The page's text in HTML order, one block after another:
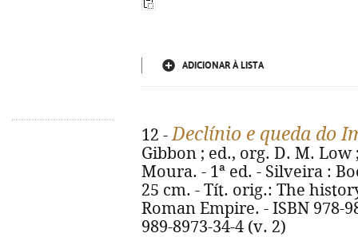
ADICIONAR À LISTA
12 -Declínio e queda do
Gibbon ; ed., org. D. M.
Moura. - 1ª ed. - Silveira :
25 cm. - Tít. orig.: The
Roman Empire. - ISBN 978-
989-8973-34-4 (v. 2)